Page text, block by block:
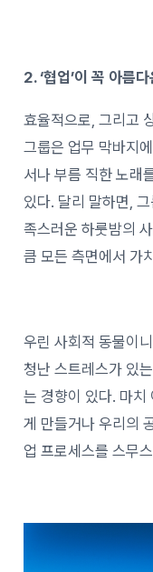
2. ‘협업’이 꼭 아름
효율적으로, 그리고
그룹은 업무 막바지
서나 부름 직한 노래
있다. 달리 말하면,
족스러운 하룻밤의
큼 모든 측면에서 가
우린 사회적 동물이
청난 스트레스가 있
는 경향이 있다. 마치
게 만들거나 우리의
업 프로세스를 스무